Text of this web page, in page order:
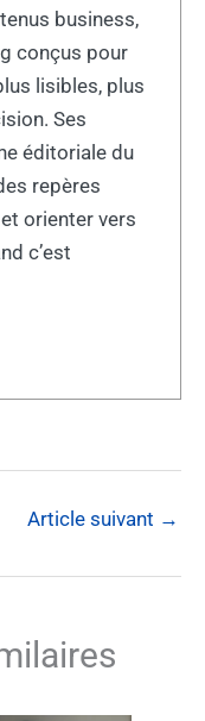
business,
conçus pour
lisibles, plus
Ses
éditoriale du
repères
orienter vers
c’est
Article suivant →